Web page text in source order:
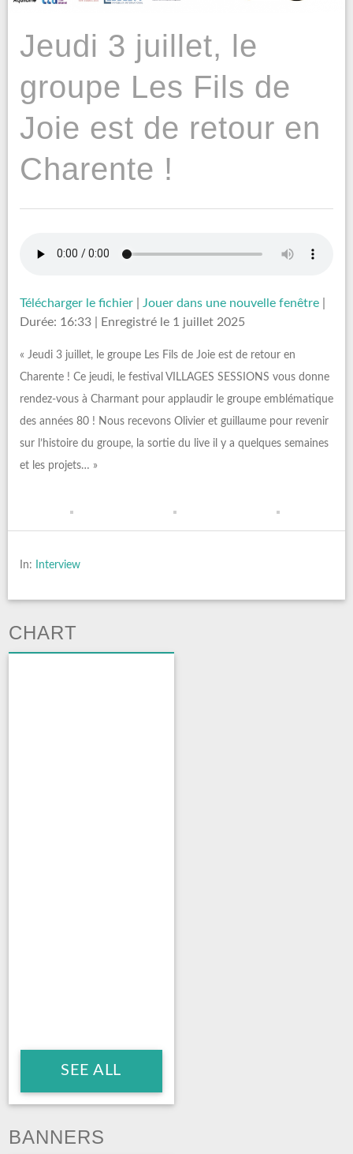
Jeudi 3 juillet, le
groupe Les Fils de
Joie est de retour en
Charente !
Télécharger le fichier Jouer dans une nouvelle fenêtre
Durée: 16:33
Enregistré le 1 juillet 2025
« Jeudi 3 juillet, le groupe Les Fils de Joie est de retour en
Charente ! Ce jeudi, le festival VILLAGES SESSIONS vous donne
rendez-vous à Charmant pour applaudir le groupe emblématique
des années 80 ! Nous recevons Olivier et guillaume pour revenir
sur l’histoire du groupe, la sortie du live il y a quelques semaines
et les projets… »
In: Interview
CHART
SEE ALL
BANNERS